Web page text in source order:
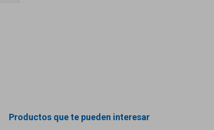
Productos que te pueden interesar